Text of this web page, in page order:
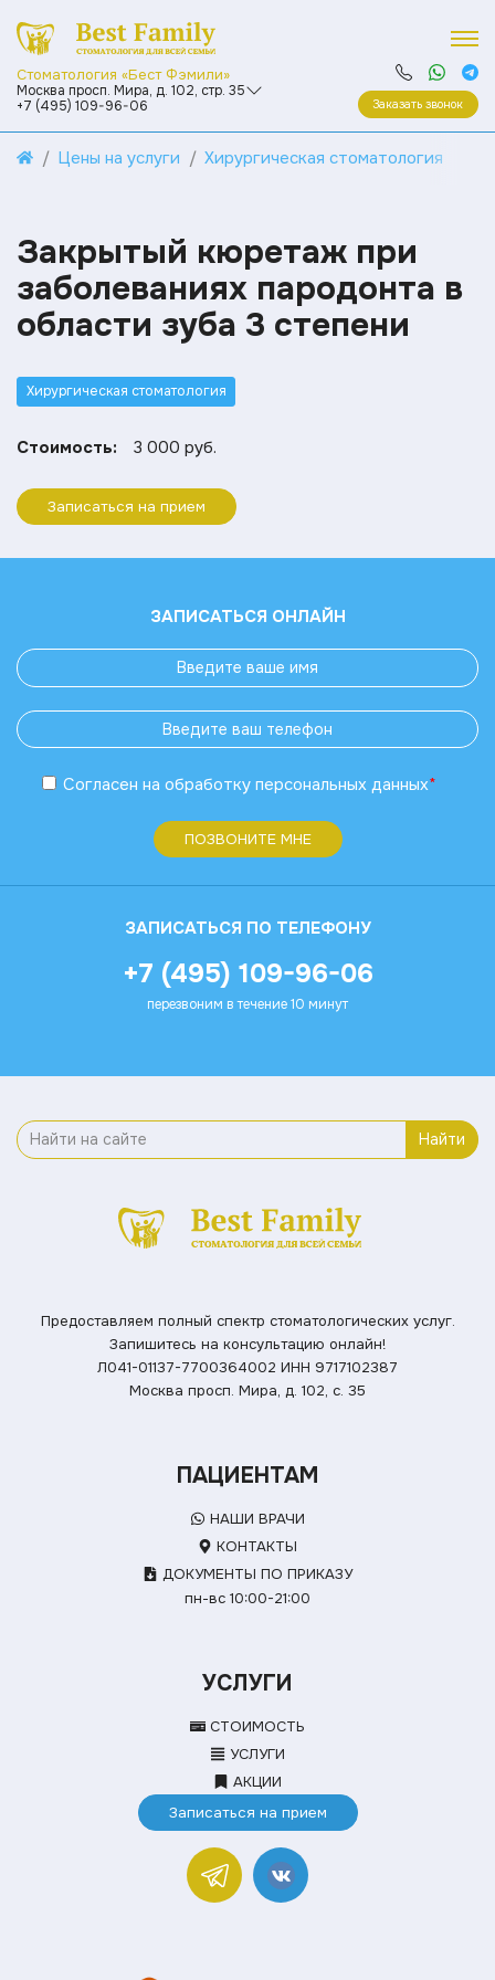
Стоматология «Бест Фэмили»
Москва просп. Мира, д. 102, стр. 35
+7 (495) 109-96-06
Заказать звонок
Цены на услуги Хирургическая стоматология
Закрытый кюретаж при
заболеваниях пародонта в
области зуба 3 степени
Хирургическая стоматология
Стоимость: 3 000 руб.
Записаться на прием
ЗАПИСАТЬСЯ ОНЛАЙН
Согласен на обработку персональных данных*
ПОЗВОНИТЕ МНЕ
ЗАПИСАТЬСЯ ПО ТЕЛЕФОНУ
+7 (495) 109-96-06
перезвоним в течение 10 минут
Найти
Предоставляем полный спектр стоматологических услуг.
Запишитесь на консультацию онлайн!
Л041-01137-7700364002 ИНН 9717102387
Москва просп. Мира, д. 102, с. 35
ПАЦИЕНТАМ
НАШИ ВРАЧИ
КОНТАКТЫ
ДОКУМЕНТЫ ПО ПРИКАЗУ
пн-вс 10:00-21:00
УСЛУГИ
СТОИМОСТЬ
УСЛУГИ
АКЦИИ
Записаться на прием